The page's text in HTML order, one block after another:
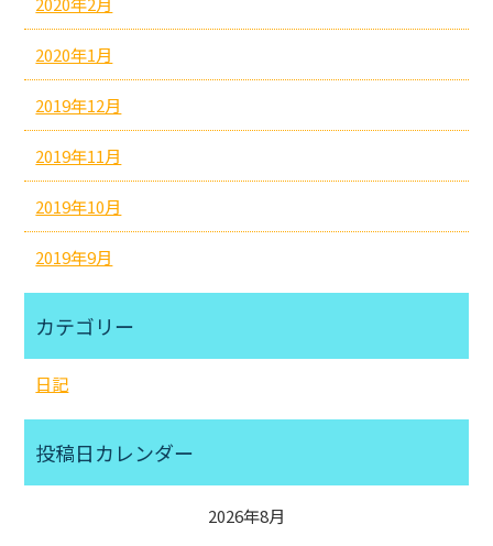
2020年1月
2019年12月
2019年11月
2019年10月
2019年9月
カテゴリー
日記
投稿日カレンダー
2026年8月